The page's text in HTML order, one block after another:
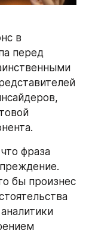
в
перед
фраза
бы произнес